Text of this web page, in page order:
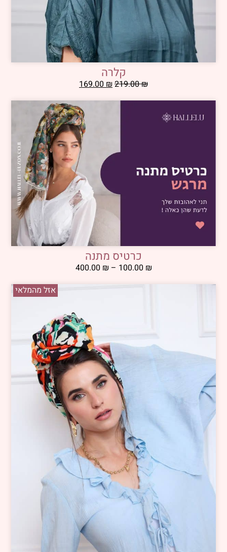
קלרה
219.00₪
169.00₪
כרטיס מתנה
100.00 ₪
–
400.00 ₪
אזל מהמלאי